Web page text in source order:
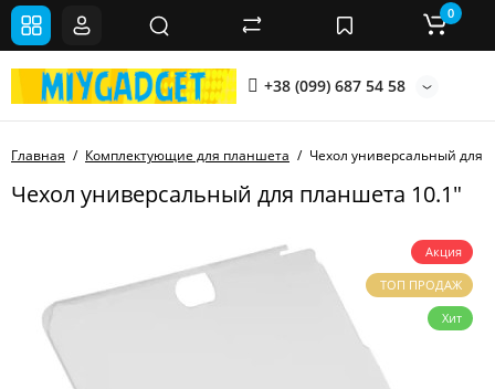
+38 (099) 687 54 58
0
Главная Комплектующие для планшета Чехол универсальный для
Чехол универсальный для планшета 10.1"
Акция
ТОП ПРОДАЖ
Хит